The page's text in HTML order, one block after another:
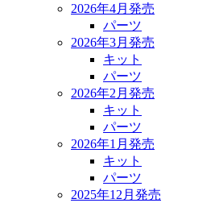
2026年4月発売
パーツ
2026年3月発売
キット
パーツ
2026年2月発売
キット
パーツ
2026年1月発売
キット
パーツ
2025年12月発売